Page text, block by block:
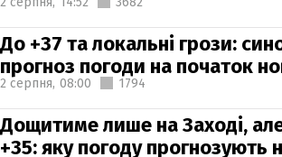
До +37 та локальні грози:
прогноз погоди на початок
2 серпня, 08:00 1794
Дощитиме лише на Заході,
+35: яку погоду прогнозують